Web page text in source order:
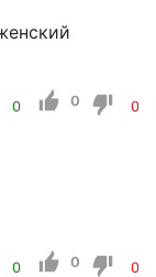
0 0 0
0 0 0